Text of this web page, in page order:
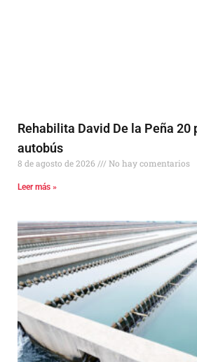
Rehabilita David De la Peña 20
autobús
8 de agosto de 2026 No hay comentarios
Leer más »